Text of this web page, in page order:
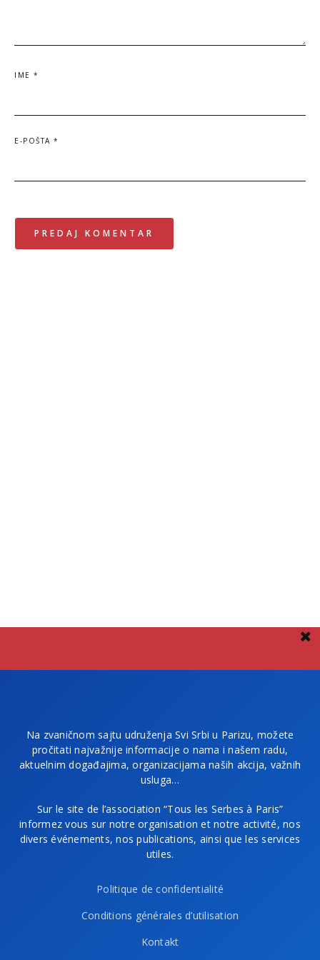
IME *
E-POŠTA *
Na zvaničnom sajtu udruženja Svi Srbi u Parizu, možete
pročitati najvažnije informacije o nama i našem radu,
aktuelnim događajima, organizacijama naših akcija, važnih
usluga…
Sur le site de l’association “Tous les Serbes à Paris”
informez vous sur notre organisation et notre activité, nos
divers événements, nos publications, ainsi que les services
utiles.
Politique de confidentialité
Conditions générales d’utilisation
Kontakt